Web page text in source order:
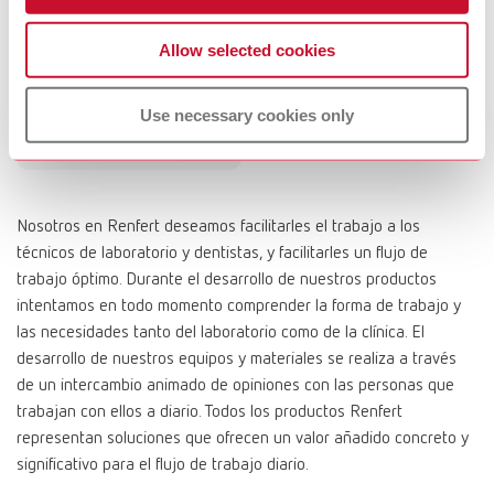
Allow selected cookies
Use necessary cookies only
Disco de trapo
plisado de tejido
fino de algodón
Nosotros en Renfert deseamos facilitarles el trabajo a los
técnicos de laboratorio y dentistas, y facilitarles un flujo de
trabajo óptimo. Durante el desarrollo de nuestros productos
intentamos en todo momento comprender la forma de trabajo y
las necesidades tanto del laboratorio como de la clínica. El
desarrollo de nuestros equipos y materiales se realiza a través
de un intercambio animado de opiniones con las personas que
trabajan con ellos a diario. Todos los productos Renfert
representan soluciones que ofrecen un valor añadido concreto y
significativo para el flujo de trabajo diario.